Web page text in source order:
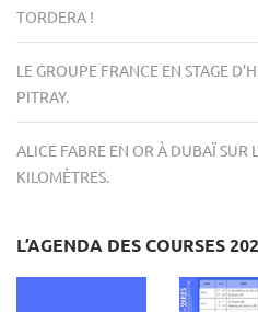
TORDERA !
LE GROUPE FRANCE EN STAGE
PITRAY.
ALICE FABRE EN OR À DUBAÏ SUR
KILOMÈTRES.
L’AGENDA DES COURSES